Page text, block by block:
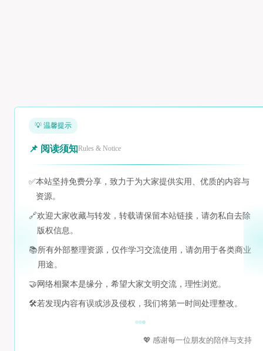
💡 温馨提示
📌 阅读须知Rules & Notice
✅本站坚持免费分享，致力于为大家提供实用、优质的内容与
资源。
🔗欢迎大家收藏与转发，转载请保留本站链接，请勿私自去除
版权信息。
📚所有外部整理资源，仅作学习交流使用，请勿用于各类商业
用途。
🤝 网络相聚本是缘分，希望大家文明交流，理性浏览。
🛠️若发现内容有误或涉及侵权，我们将第一时间处理整改。
💖 感谢每一位朋友的陪伴与支持